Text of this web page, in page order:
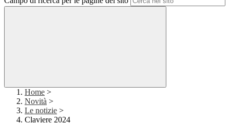
Home >
Novità >
Le notizie >
Claviere 2024